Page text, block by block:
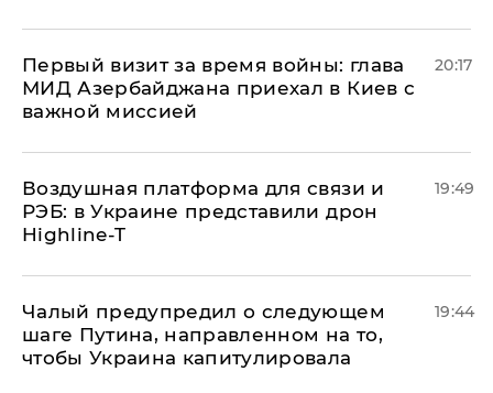
Первый визит за время войны: глава
МИД Азербайджана приехал в Киев с
важной миссией
20:17
Воздушная платформа для связи и
РЭБ: в Украине представили дрон
Highline-T
19:49
Чалый предупредил о следующем
шаге Путина, направленном на то,
чтобы Украина капитулировала
19:44